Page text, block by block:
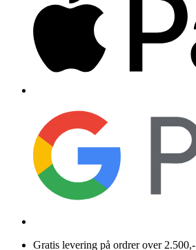
Gratis levering på ordrer over 2.500,-